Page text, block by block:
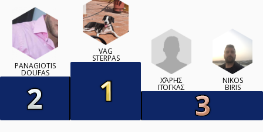
PANAGIOTIS
DOUFAS
VAG
STERPAS
ΧΆΡΗΣ
ΠΌΓΚΑΣ
NIKOS
BIRIS